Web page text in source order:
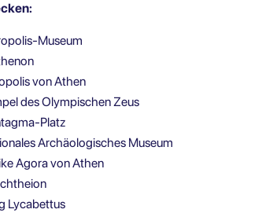
Museum
von Athen
des Olympischen Zeus
Platz
Archäologisches Museum
Agora von Athen
Lycabettus